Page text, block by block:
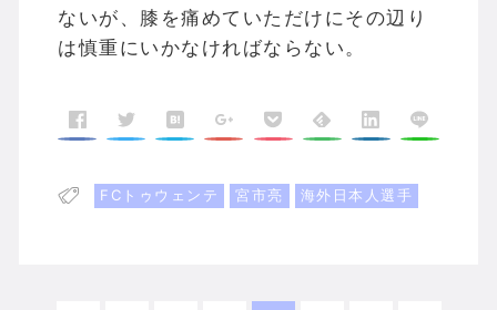
ないが、膝を痛めていただけにその辺り
は慎重にいかなければならない。
FCトゥウェンテ 宮市亮 海外日本人選手